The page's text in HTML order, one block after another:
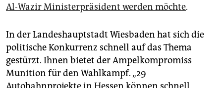
Al-Wazir Ministerpräsident werden möchte.
In der Landeshauptstadt Wiesbaden hat sich die
politische Konkurrenz schnell auf das Thema
gestürzt. Ihnen bietet der Ampelkompromiss
Munition für den Wahlkampf. „29
Autobahnprojekte in Hessen können schnell